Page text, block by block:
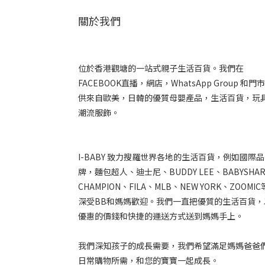
關於我們
位於香港觀塘的一站式親子生活百貨。我們在
FACEBOOK直播，網店，WhatsApp Group 和門
供來自歐美，日韓的優質母嬰產品，生活百貨，玩
潮流服飾。
I-BABY 致力搜羅世界各地的生活百貨，例如國際品
牌，麵包超人、迪士尼、BUDDY LEE、
CHAMPION、FILA、MLB、NEW YORK、ZOOMIC
深受BB和媽媽歡迎。我們一直把優質的生活百貨
優惠的價錢和快捷的運送方式送到媽媽手上。
我們深知孩子的成長需要，我們希望滿足媽媽爸爸
日常購物所需，和您的寶寶一起成長。